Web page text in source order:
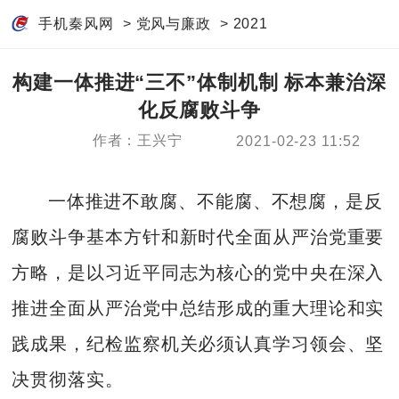
手机秦风网 > 党风与廉政 > 2021
构建一体推进“三不”体制机制 标本兼治深
化反腐败斗争
作者：王兴宁 2021-02-23 11:52
一体推进不敢腐、不能腐、不想腐，是反
腐败斗争基本方针和新时代全面从严治党重要
方略，是以习近平同志为核心的党中央在深入
推进全面从严治党中总结形成的重大理论和实
践成果，纪检监察机关必须认真学习领会、坚
决贯彻落实。